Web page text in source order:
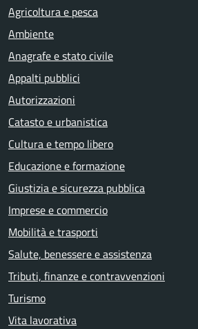
Agricoltura e pesca
Ambiente
Anagrafe e stato civile
Appalti pubblici
Autorizzazioni
Catasto e urbanistica
Cultura e tempo libero
Educazione e formazione
Giustizia e sicurezza pubblica
Imprese e commercio
Mobilità e trasporti
Salute, benessere e assistenza
Tributi, finanze e contravvenzioni
Turismo
Vita lavorativa